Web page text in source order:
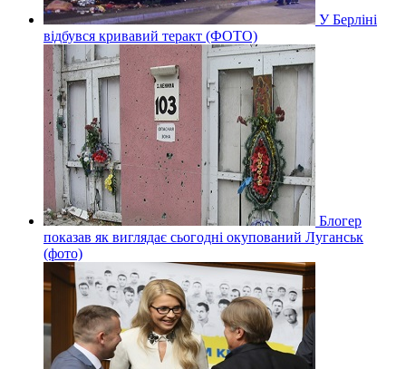
У Берліні
відбувся кривавий теракт (ФОТО)
Блогер
показав як виглядає сьогодні окупований Луганськ
(фото)